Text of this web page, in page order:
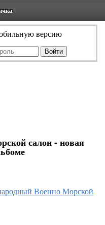
версию
салон - новая
Военно Морской